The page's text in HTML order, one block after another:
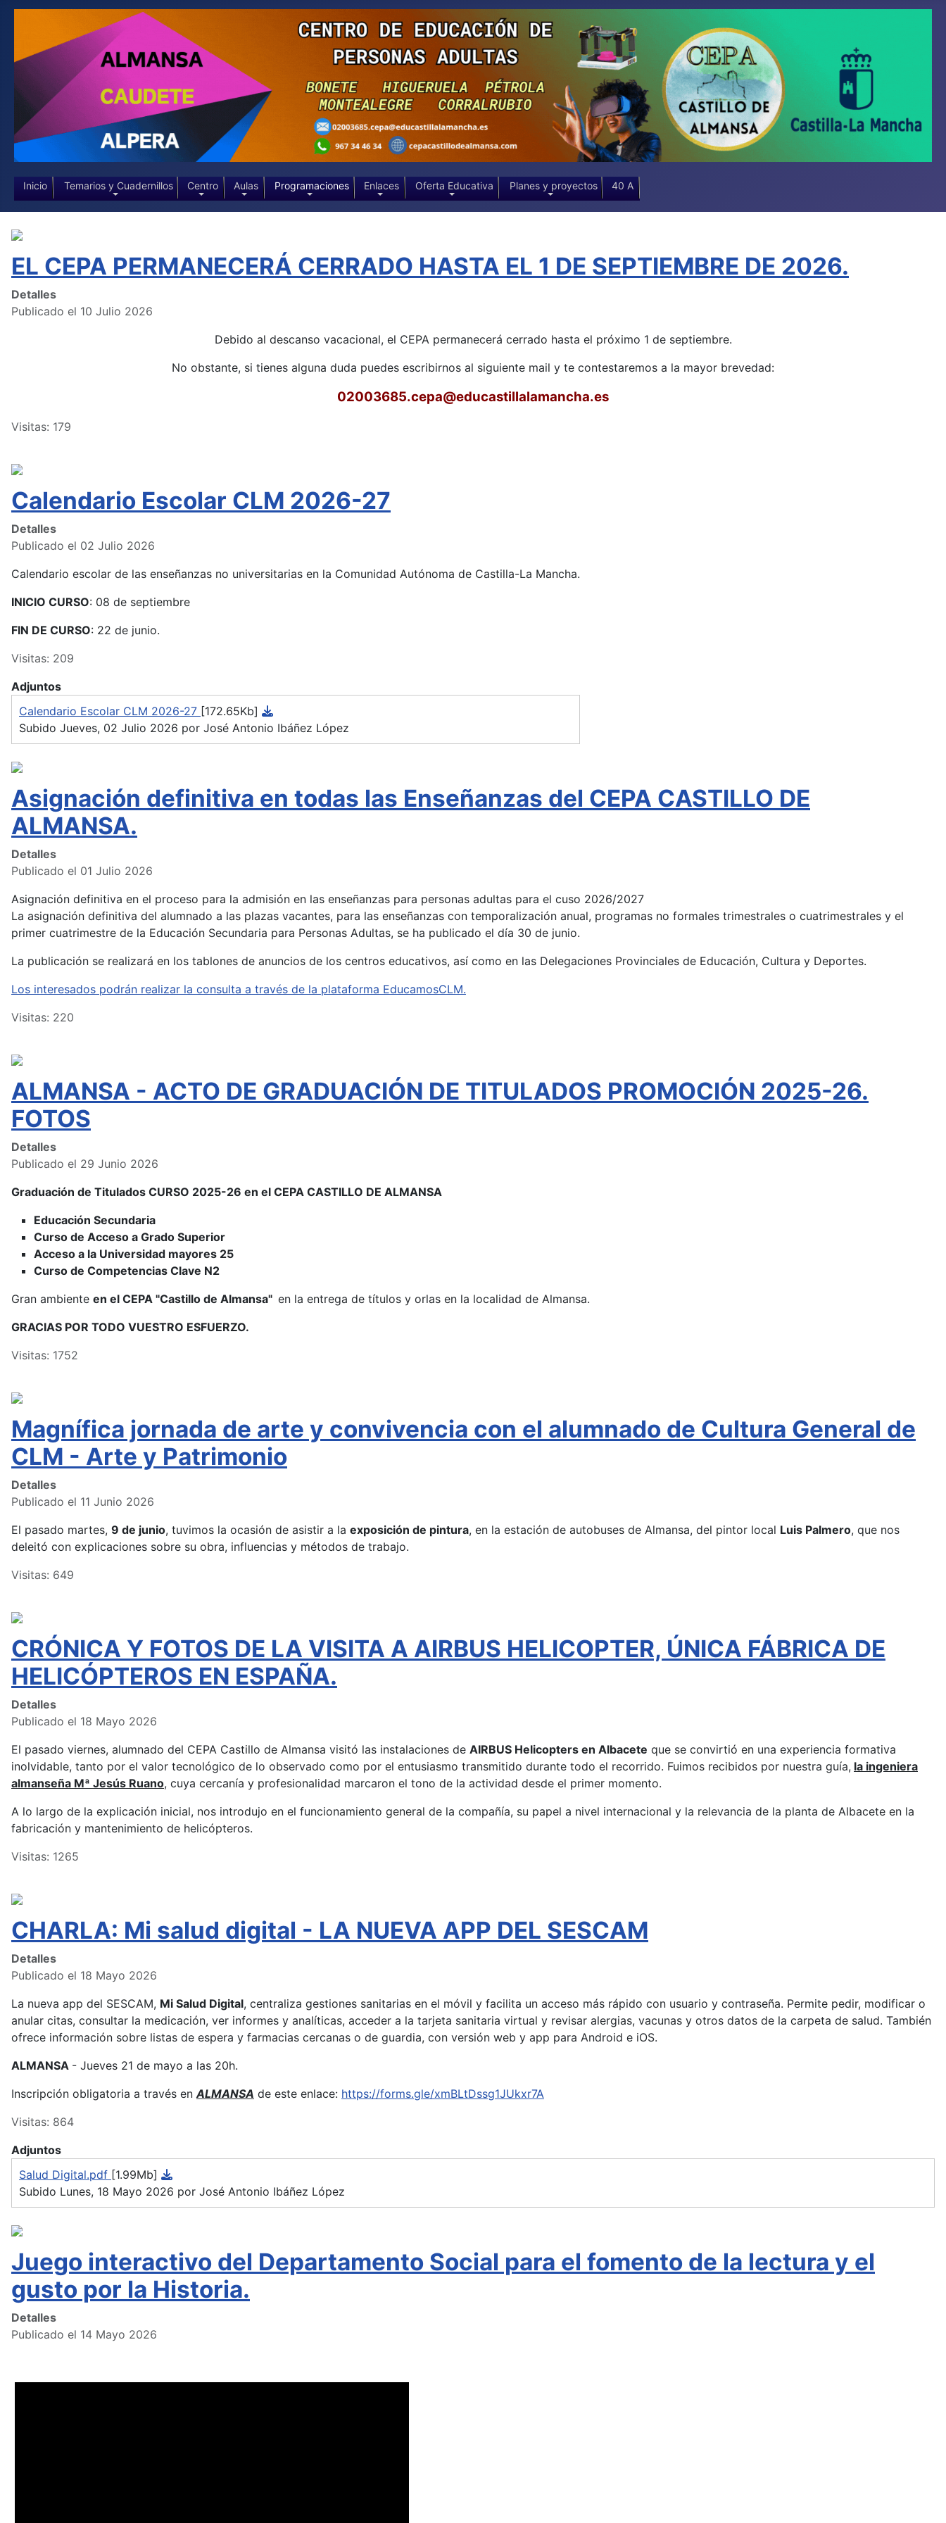
Inicio Temarios y Cuadernillos Centro Aulas Programaciones Enlaces Oferta Educativa Planes y proyectos 40 A
EL CEPA PERMANECERÁ CERRADO HASTA EL 1 DE SEPTIEMBRE DE 2026.
Detalles
Publicado el 10 Julio 2026
Debido al descanso vacacional, el CEPA permanecerá cerrado hasta el próximo 1 de septiembre.
No obstante, si tienes alguna duda puedes escribirnos al siguiente mail y te contestaremos a la mayor brevedad:
02003685.cepa@educastillalamancha.es
Visitas: 179
Calendario Escolar CLM 2026-27
Detalles
Publicado el 02 Julio 2026
Calendario escolar de las enseñanzas no universitarias en la Comunidad Autónoma de Castilla-La Mancha.
INICIO CURSO: 08 de septiembre
FIN DE CURSO: 22 de junio.
Visitas: 209
Adjuntos
Calendario Escolar CLM 2026-27 [172.65Kb]
Subido Jueves, 02 Julio 2026 por José Antonio Ibáñez López
Asignación definitiva en todas las Enseñanzas del CEPA CASTILLO DE
ALMANSA.
Detalles
Publicado el 01 Julio 2026
Asignación definitiva en el proceso para la admisión en las enseñanzas para personas adultas para el cuso 2026/2027
La asignación definitiva del alumnado a las plazas vacantes, para las enseñanzas con temporalización anual, programas no formales trimestrales o cuatrimestrales y el
primer cuatrimestre de la Educación Secundaria para Personas Adultas, se ha publicado el día 30 de junio.
La publicación se realizará en los tablones de anuncios de los centros educativos, así como en las Delegaciones Provinciales de Educación, Cultura y Deportes.
Los interesados podrán realizar la consulta a través de la plataforma EducamosCLM.
Visitas: 220
ALMANSA - ACTO DE GRADUACIÓN DE TITULADOS PROMOCIÓN 2025-26.
FOTOS
Detalles
Publicado el 29 Junio 2026
Graduación de Titulados CURSO 2025-26 en el CEPA CASTILLO DE ALMANSA
Educación Secundaria
Curso de Acceso a Grado Superior
Acceso a la Universidad mayores 25
Curso de Competencias Clave N2
Gran ambiente en el CEPA "Castillo de Almansa" en la entrega de títulos y orlas en la localidad de Almansa.
GRACIAS POR TODO VUESTRO ESFUERZO.
Visitas: 1752
Magnífica jornada de arte y convivencia con el alumnado de Cultura General de
CLM - Arte y Patrimonio
Detalles
Publicado el 11 Junio 2026
El pasado martes, 9 de junio, tuvimos la ocasión de asistir a la exposición de pintura, en la estación de autobuses de Almansa, del pintor local Luis Palmero, que nos
deleitó con explicaciones sobre su obra, influencias y métodos de trabajo.
Visitas: 649
CRÓNICA Y FOTOS DE LA VISITA A AIRBUS HELICOPTER, ÚNICA FÁBRICA DE
HELICÓPTEROS EN ESPAÑA.
Detalles
Publicado el 18 Mayo 2026
El pasado viernes, alumnado del CEPA Castillo de Almansa visitó las instalaciones de AIRBUS Helicopters en Albacete que se convirtió en una experiencia formativa
inolvidable, tanto por el valor tecnológico de lo observado como por el entusiasmo transmitido durante todo el recorrido. Fuimos recibidos por nuestra guía, la ingeniera
almanseña Mª Jesús Ruano, cuya cercanía y profesionalidad marcaron el tono de la actividad desde el primer momento.
A lo largo de la explicación inicial, nos introdujo en el funcionamiento general de la compañía, su papel a nivel internacional y la relevancia de la planta de Albacete en la
fabricación y mantenimiento de helicópteros.
Visitas: 1265
CHARLA: Mi salud digital - LA NUEVA APP DEL SESCAM
Detalles
Publicado el 18 Mayo 2026
La nueva app del SESCAM, Mi Salud Digital, centraliza gestiones sanitarias en el móvil y facilita un acceso más rápido con usuario y contraseña. Permite pedir, modificar o
anular citas, consultar la medicación, ver informes y analíticas, acceder a la tarjeta sanitaria virtual y revisar alergias, vacunas y otros datos de la carpeta de salud. También
ofrece información sobre listas de espera y farmacias cercanas o de guardia, con versión web y app para Android e iOS.
ALMANSA - Jueves 21 de mayo a las 20h.
Inscripción obligatoria a través en ALMANSA de este enlace: https://forms.gle/xmBLtDssg1JUkxr7A
Visitas: 864
Adjuntos
Salud Digital.pdf [1.99Mb]
Subido Lunes, 18 Mayo 2026 por José Antonio Ibáñez López
Juego interactivo del Departamento Social para el fomento de la lectura y el
gusto por la Historia.
Detalles
Publicado el 14 Mayo 2026